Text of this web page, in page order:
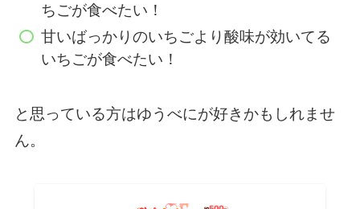
ちごが食べたい！
甘いばっかりのいちごより酸味が効いてる
いちごが食べたい！
と思っている方はゆうべにが好きかもしれませ
ん。